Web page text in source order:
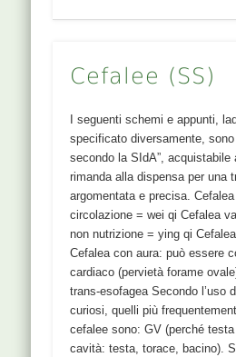
Cefalee (SS)
I seguenti schemi e appunti,
specificato diversamente,
secondo la SIdA”, acquistabile
rimanda alla dispensa per una
argomentata e precisa.
circolazione = wei qi Cefalea
non nutrizione = ying qi
Cefalea con aura: può essere
cardiaco (pervietà forame
trans-esofagea Secondo l’uso
curiosi, quelli più
cefalee sono: GV (perché
cavità: testa, torace, bacino).